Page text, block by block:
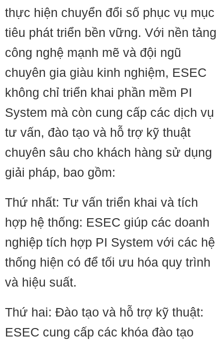
thực hiện chuyển đổi số phục vụ mục
tiêu phát triển bền vững. Với nền tảng
công nghệ mạnh mẽ và đội ngũ
chuyên gia giàu kinh nghiệm, ESEC
không chỉ triển khai phần mềm PI
System mà còn cung cấp các dịch vụ
tư vấn, đào tạo và hỗ trợ kỹ thuật
chuyên sâu cho khách hàng sử dụng
giải pháp, bao gồm:
Thứ nhất: Tư vấn triển khai và tích
hợp hệ thống: ESEC giúp các doanh
nghiệp tích hợp PI System với các hệ
thống hiện có để tối ưu hóa quy trình
và hiệu suất.
Thứ hai: Đào tạo và hỗ trợ kỹ thuật:
ESEC cung cấp các khóa đào tạo